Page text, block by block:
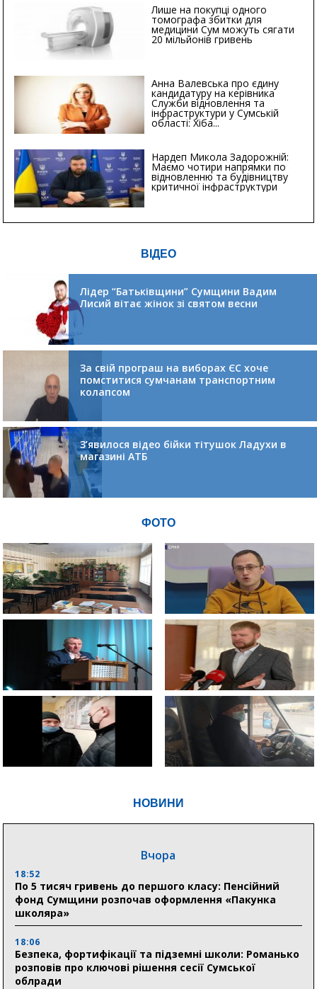
НОВИНИ
Вчора
18:52
По 5 тисяч гривень до першого класу: Пенсійний
фонд Сумщини розпочав оформлення «Пакунка
школяра»
18:06
Безпека, фортифікації та підземні школи: Романько
розповів про ключові рішення сесії Сумської
облради
Лише на покупці одного
томографа збитки для
медицини Сум можуть сягати
20 мільйонів гривень
Анна Валевська про єдину
кандидатуру на керівника
Служби відновлення та
інфраструктури у Сумській
області: Хіба...
Нардеп Микола Задорожній:
Маємо чотири напрямки по
відновленню та будівництву
критичної інфраструктури
ВІДЕО
Лідер “Батьківщини” Сумщини Вадим
Лисий вітає жінок зі святом весни
За свій програш на виборах ЄС хоче
помститися сумчанам транспортним
колапсом
З’явилося відео бійки тітушок Ладухи в
магазині АТБ
ФОТО